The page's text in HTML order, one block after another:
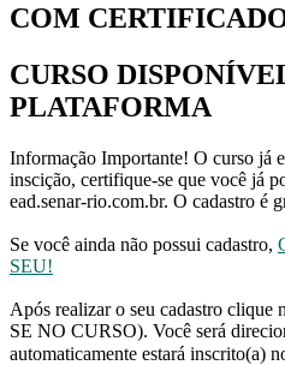
COM
CURSO
PLATAFORMA
Informação Importante! O curso já
inscição, certifique-se que você já
ead.senar-rio.com.br. O cadastro é
Se você ainda não possui cadastro,
SEU!
Após realizar o seu cadastro
SE NO CURSO). Você será
automaticamente estará inscrito(a)